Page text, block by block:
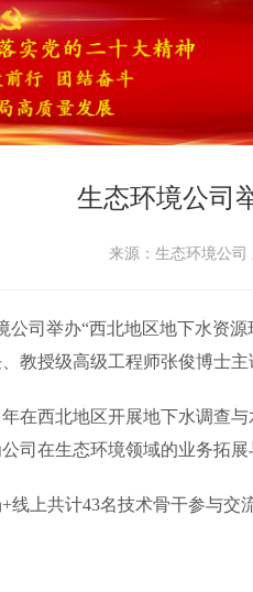
生态环境公司
来源：生态环境公
公司举办“西北地区地下水资
教授级高级工程师张俊博士主
在西北地区开展地下水调查
司在生态环境领域的业务拓
线上共计43名技术骨干参与交